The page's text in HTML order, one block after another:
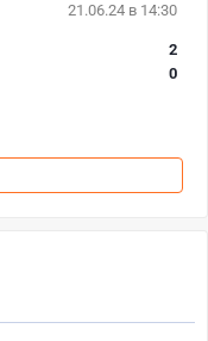
21.06.24 в 14:30
2
0